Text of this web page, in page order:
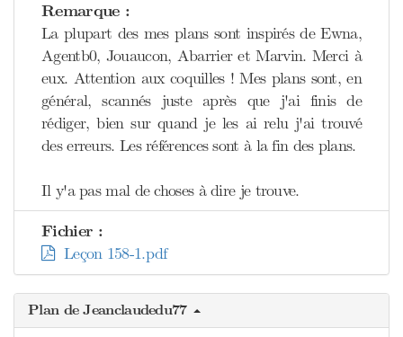
Remarque :
La plupart des mes plans sont inspirés de Ewna,
Agentb0, Jouaucon, Abarrier et Marvin. Merci à
eux. Attention aux coquilles ! Mes plans sont, en
général, scannés juste après que j'ai finis de
rédiger, bien sur quand je les ai relu j'ai trouvé
des erreurs. Les références sont à la fin des plans.
Il y'a pas mal de choses à dire je trouve.
Fichier :
Leçon 158-1.pdf
Plan de Jeanclaudedu77